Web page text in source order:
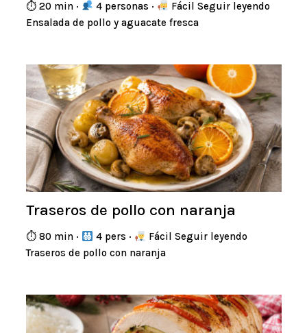
⏱ 20 min · 4 personas ·
Fácil Seguir leyendo
Ensalada de pollo y aguacate fresca
Traseros de pollo con naranja
⏱ 80 min · 4 pers ·
Fácil Seguir leyendo
Traseros de pollo con naranja